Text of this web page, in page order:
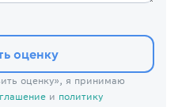
оценку
оценку», я принимаю
и политику